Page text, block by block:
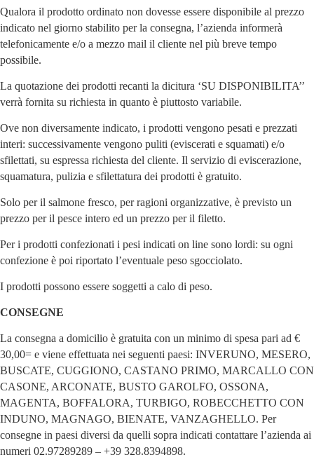
Qualora il prodotto ordinato non dovesse essere disponibile al prezzo
indicato nel giorno stabilito per la consegna, l’azienda informerà
telefonicamente e/o a mezzo mail il cliente nel più breve tempo
possibile.
La quotazione dei prodotti recanti la dicitura ‘SU DISPONIBILITA’’
verrà fornita su richiesta in quanto è piuttosto variabile.
Ove non diversamente indicato, i prodotti vengono pesati e prezzati
interi: successivamente vengono puliti (eviscerati e squamati) e/o
sfilettati, su espressa richiesta del cliente. Il servizio di eviscerazione,
squamatura, pulizia e sfilettatura dei prodotti è gratuito.
Solo per il salmone fresco, per ragioni organizzative, è previsto un
prezzo per il pesce intero ed un prezzo per il filetto.
Per i prodotti confezionati i pesi indicati on line sono lordi: su ogni
confezione è poi riportato l’eventuale peso sgocciolato.
I prodotti possono essere soggetti a calo di peso.
CONSEGNE
La consegna a domicilio è gratuita con un minimo di spesa pari ad €
30,00= e viene effettuata nei seguenti paesi: INVERUNO, MESERO,
BUSCATE, CUGGIONO, CASTANO PRIMO, MARCALLO CON
CASONE, ARCONATE, BUSTO GAROLFO, OSSONA,
MAGENTA, BOFFALORA, TURBIGO, ROBECCHETTO CON
INDUNO, MAGNAGO, BIENATE, VANZAGHELLO. Per
consegne in paesi diversi da quelli sopra indicati contattare l’azienda ai
numeri 02.97289289 – +39 328.8394898.